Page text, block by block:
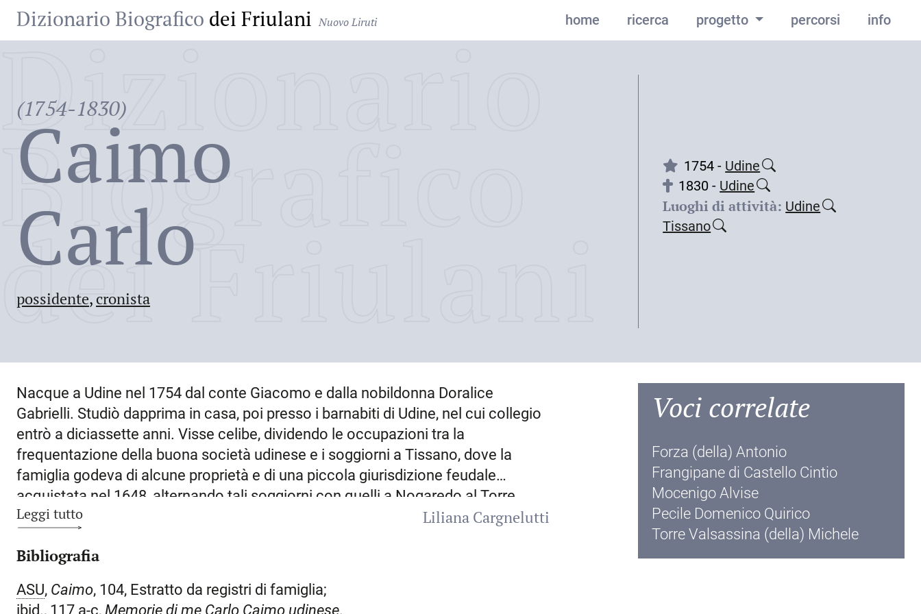
Dizionario Biografico dei Friulani Nuovo Liruti home ricerca progetto percorsi info
(1754-1830)
Caimo
Carlo
possidente, cronista
Dizionario
Biografico
dei Friulani
1754 - Udine
1830 - Udine
Luoghi di attività: Udine
Tissano
Nacque a Udine nel 1754 dal conte Giacomo e dalla nobildonna Doralice
Gabrielli. Studiò dapprima in casa, poi presso i barnabiti di Udine, nel cui collegio
entrò a diciassette anni. Visse celibe, dividendo le occupazioni tra la
frequentazione della buona società udinese e i soggiorni a Tissano, dove la
famiglia godeva di alcune proprietà e di una piccola giurisdizione feudale
acquistata nel 1648, alternando tali soggiorni con quelli a Nogaredo al Torre,
ospite dei conti Gorgo. Il nipote Giacomo Caimo Dragoni, figlio del fratello
Lavinia Florio Dragoni) lo ricorda – chiosandone le
«mediocre di talento ebbe peraltro il genio di raccogliere memorie patrie». Infatti,
Leggi tutto
Liliana Cargnelutti
Bibliografia
ASU, Caimo, 104, Estratto da registri di famiglia;
ibid., 117 a-c, Memorie di me Carlo Caimo udinese.
Voci correlate
Forza (della) Antonio
Frangipane di Castello Cintio
Mocenigo Alvise
Pecile Domenico Quirico
Torre Valsassina (della) Michele